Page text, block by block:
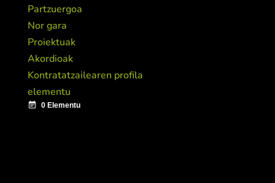
Partzuergoa
Nor gara
Proiektuak
Akordioak
Kontratatzailearen profila
elementu